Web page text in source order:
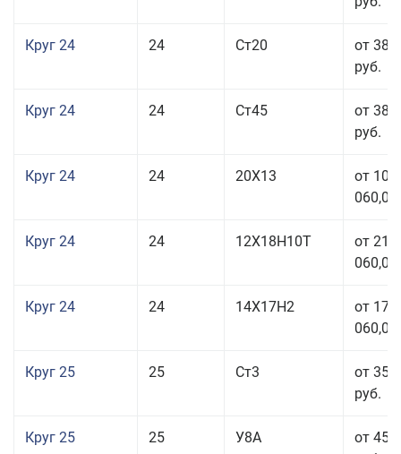
Круг 24 24 Ст20
от 38
руб.
Круг 24 24 Ст45
от 38
руб.
Круг 24 24 20Х13
от 103
060,00
Круг 24 24 12Х18Н10Т
от 211
060,00
Круг 24 24 14Х17Н2
от 178
060,00
Круг 25 25 Ст3
от 35
руб.
Круг 25 25 У8А
от 45